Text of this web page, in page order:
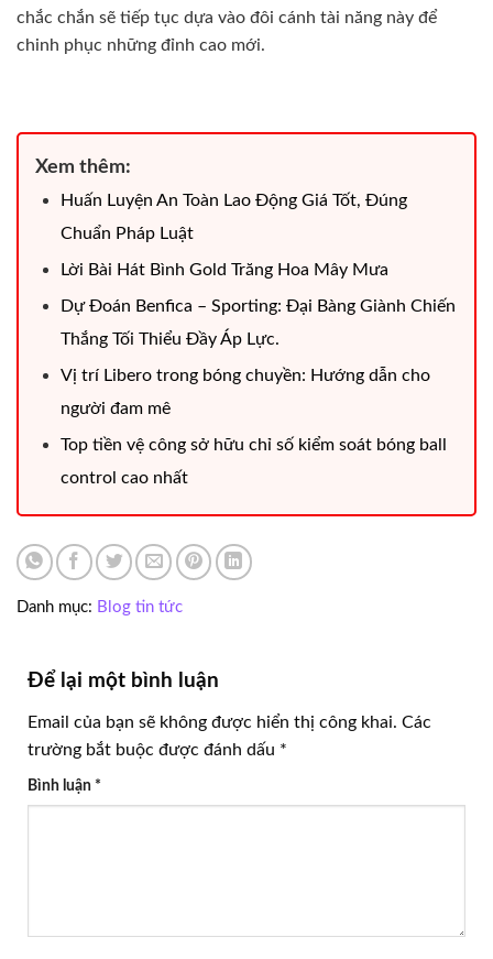
chắc chắn sẽ tiếp tục dựa vào đôi cánh tài năng này để
chinh phục những đỉnh cao mới.
Xem thêm:
Huấn Luyện An Toàn Lao Động Giá Tốt, Đúng
Chuẩn Pháp Luật
Lời Bài Hát Bình Gold Trăng Hoa Mây Mưa
Dự Đoán Benfica – Sporting: Đại Bàng Giành Chiến
Thắng Tối Thiểu Đầy Áp Lực.
Vị trí Libero trong bóng chuyền: Hướng dẫn cho
người đam mê
Top tiền vệ công sở hữu chỉ số kiểm soát bóng ball
control cao nhất
Danh mục: Blog tin tức
Để lại một bình luận
Email của bạn sẽ không được hiển thị công khai. Các
trường bắt buộc được đánh dấu *
Bình luận *